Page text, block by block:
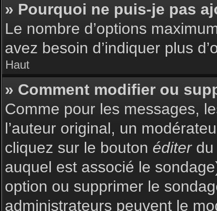
» Pourquoi ne puis-je pas
Le nombre d’options
avez besoin d’indiquer plus
Haut
» Comment modifier ou
Comme pour les messages,
l’auteur original, un
cliquez sur le bouton éditerdu
auquel est associé le
option ou supprimer le
administrateurs peuvent le